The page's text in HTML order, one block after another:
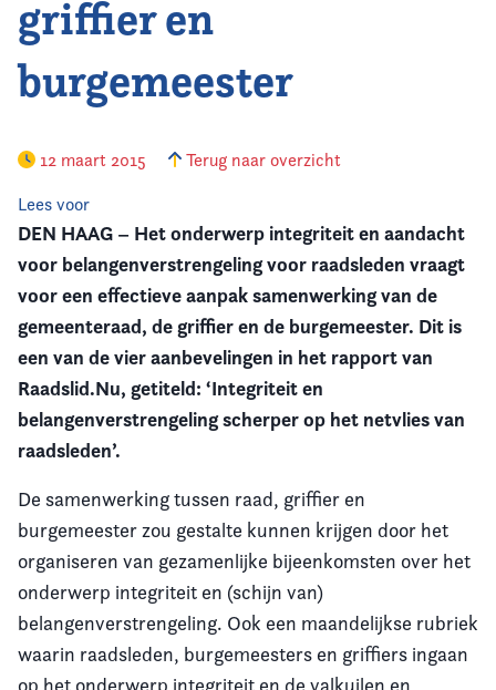
Nieuws
Opleiding
griffier en
burgemeester
12 maart 2015 Terug naar overzicht
Lees voor
DEN HAAG – Het onderwerp integriteit en aandacht
voor belangenverstrengeling voor raadsleden vraagt
voor een effectieve aanpak samenwerking van de
gemeenteraad, de griffier en de burgemeester. Dit is
een van de vier aanbevelingen in het rapport van
Raadslid.Nu, getiteld: ‘Integriteit en
belangenverstrengeling scherper op het netvlies van
raadsleden’.
De samenwerking tussen raad, griffier en
burgemeester zou gestalte kunnen krijgen door het
organiseren van gezamenlijke bijeenkomsten over het
onderwerp integriteit en (schijn van)
belangenverstrengeling. Ook een maandelijkse rubriek
waarin raadsleden, burgemeesters en griffiers ingaan
op het onderwerp integriteit en de valkuilen en